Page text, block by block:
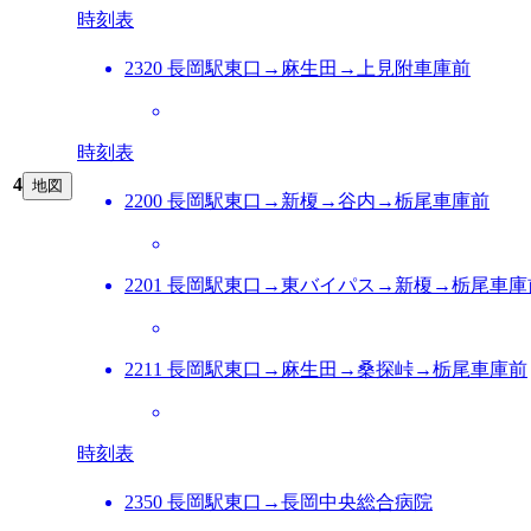
4 地図
時刻表
2320 長岡駅東口→麻生田→上見附車庫前
時刻表
2200 長岡駅東口→新榎→谷内→栃尾車庫前
2201 長岡駅東口→東バイパス→新榎→栃尾車庫
2211 長岡駅東口→麻生田→桑探峠→栃尾車庫前
時刻表
2350 長岡駅東口→長岡中央総合病院